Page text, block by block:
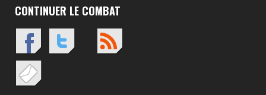
CONTINUER LE COMBAT